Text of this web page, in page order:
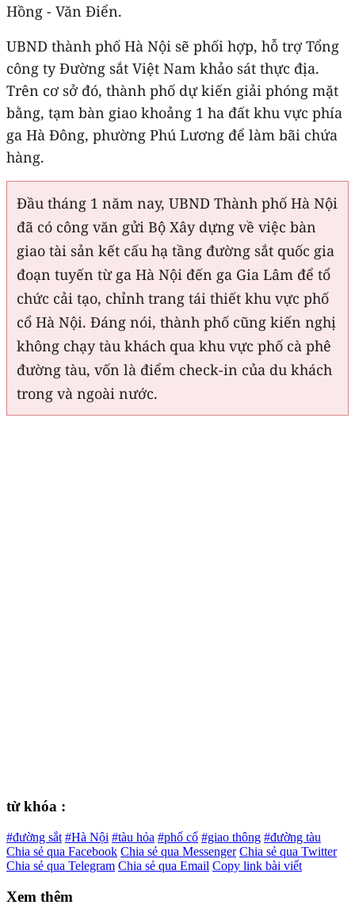
Hồng - Văn Điển.
UBND thành phố Hà Nội sẽ phối hợp, hỗ trợ Tổng
công ty Đường sắt Việt Nam khảo sát thực địa.
Trên cơ sở đó, thành phố dự kiến giải phóng mặt
bằng, tạm bàn giao khoảng 1 ha đất khu vực phía
ga Hà Đông, phường Phú Lương để làm bãi chứa
hàng.
Đầu tháng 1 năm nay, UBND Thành phố Hà Nội
đã có công văn gửi Bộ Xây dựng về việc bàn
giao tài sản kết cấu hạ tầng đường sắt quốc gia
đoạn tuyến từ ga Hà Nội đến ga Gia Lâm để tổ
chức cải tạo, chỉnh trang tái thiết khu vực phố
cổ Hà Nội. Đáng nói, thành phố cũng kiến nghị
không chạy tàu khách qua khu vực phố cà phê
đường tàu, vốn là điểm check-in của du khách
trong và ngoài nước.
từ khóa :
#đường sắt #Hà Nội #tàu hỏa #phố cổ #giao thông #đường tàu
Chia sẻ qua Facebook Chia sẻ qua Messenger Chia sẻ qua Twitter
Chia sẻ qua Telegram Chia sẻ qua Email Copy link bài viết
Xem thêm